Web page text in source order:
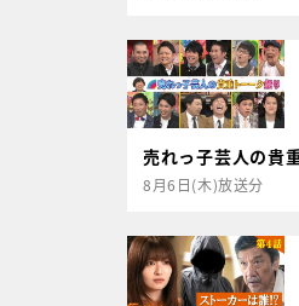
売れっ子芸人の貴
8月6日(木)放送分